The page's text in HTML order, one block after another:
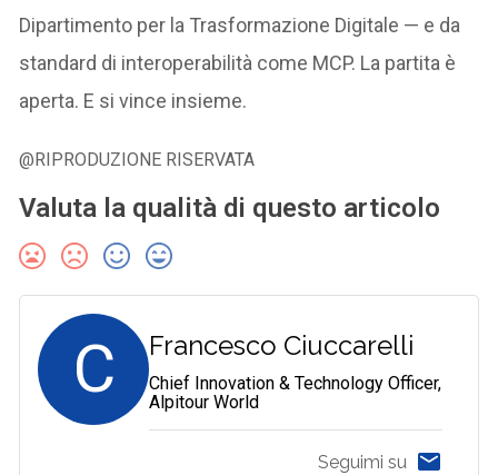
Dipartimento per la Trasformazione Digitale — e da
standard di interoperabilità come MCP. La partita è
aperta. E si vince insieme.
@RIPRODUZIONE RISERVATA
Valuta la qualità di questo articolo
C Francesco Ciuccarelli
Chief Innovation & Technology Officer,
Alpitour World
Seguimi su